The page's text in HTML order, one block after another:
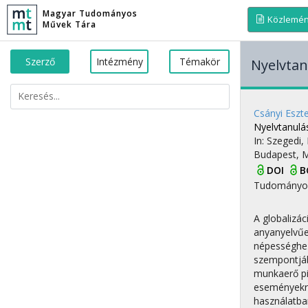
Magyar Tudományos
Művek Tára
Szerző Intézmény Témakör
Csányi
In: Szegedi,
Budapest,
DOI
A
munkaerő